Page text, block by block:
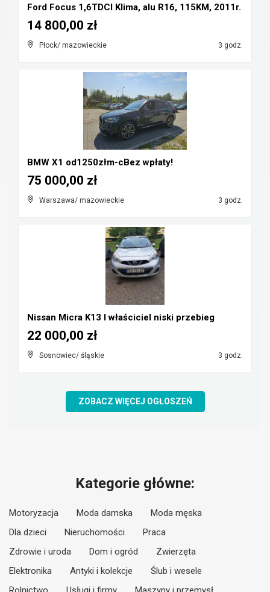
Ford Focus 1,6TDCI Klima, alu R16, 115KM, 2011r.
Płock/ mazowieckie 3 godz.
14 800,00 zł
BMW X1 od1250złm-cBez wpłaty!
Warszawa/ mazowieckie 3 godz.
75 000,00 zł
Nissan Micra K13 I właściciel niski przebieg
Sosnowiec/ śląskie 3 godz.
22 000,00 zł
ZOBACZ WIĘCEJ OGŁOSZEŃ
Kategorie główne:
Motoryzacja Moda damska
Moda męska
Dla dzieci
Nieruchomości
Praca
Zdrowie i uroda
Dom i ogród
Zwierzęta
Elektronika
Antyki i kolekcje
Ślub i wesele